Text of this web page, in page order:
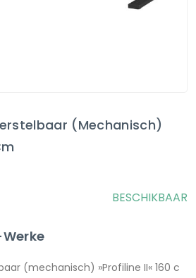
(mechanisch)
BESCHIKBAAR
(mechanisch) »Profiline II« 160 c